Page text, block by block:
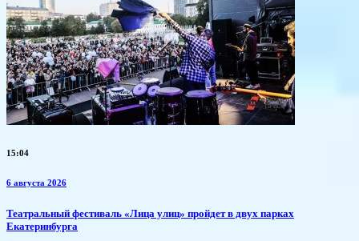
15:04
6 августа 2026
​Театральный фестиваль «Лица улиц» пройдет в двух парках
Екатеринбурга